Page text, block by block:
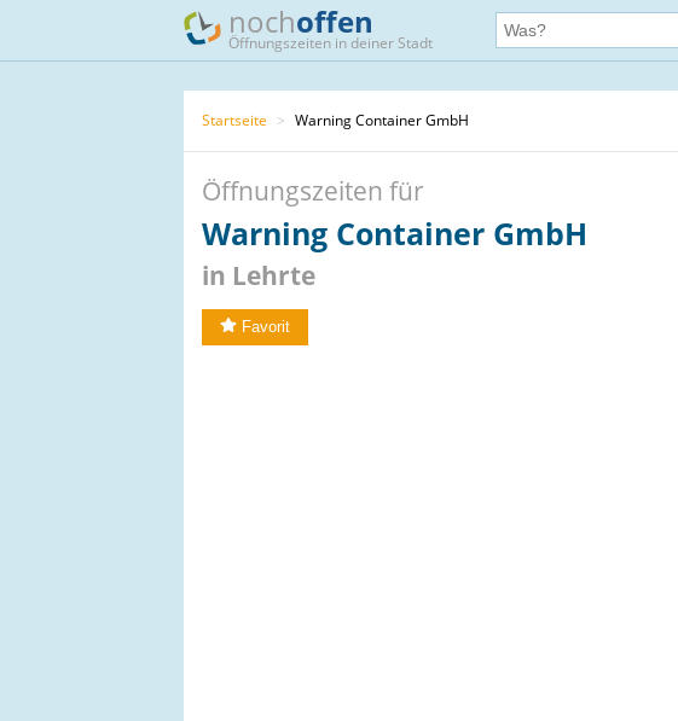
nochoffen
Öffnungszeiten in deiner Stadt
Startseite > Warning Container GmbH
Öffnungszeiten für
Warning Container GmbH
in Lehrte
Favorit